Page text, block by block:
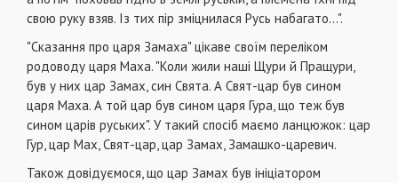
свою руку взяв. Із тих пір зміцнилася Русь набагато...".
"Сказання про царя Замаха" цікаве своїм переліком
родоводу царя Маха. "Коли жили наші Щури й Пращури,
був у них цар Замах, син Свята. А Свят-цар був сином
царя Маха. А той цар був сином царя Гура, що теж був
сином царів руських". У такий спосіб маємо ланцюжок: цар
Гур, цар Мах, Свят-цар, цар Замах, Замашко-царевич.
Також довідуємося, що цар Замах був ініціатором